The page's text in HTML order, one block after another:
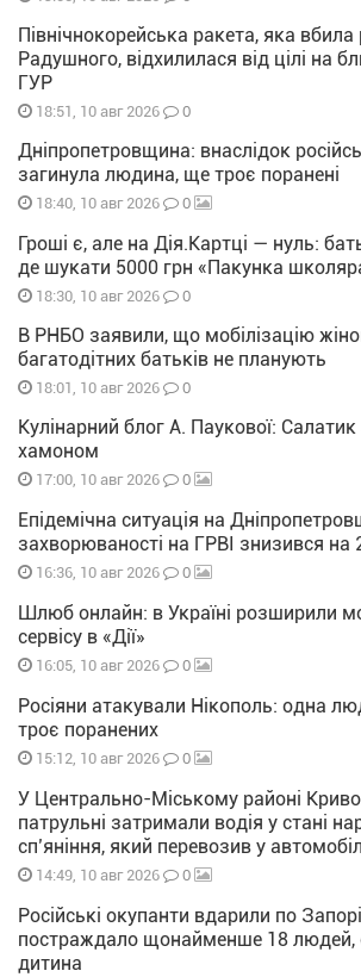
Північнокорейська ракета, яка
Радушного, відхилилася від цілі на
ГУР
18:51, 10 авг 2026 0
Дніпропетровщина: внаслідок
загинула людина, ще троє поранені
18:40, 10 авг 2026 0
Гроші є, але на Дія.Картці — нуль:
де шукати 5000 грн «Пакунка
18:30, 10 авг 2026 0
В РНБО заявили, що мобілізацію
багатодітних батьків не планують
18:01, 10 авг 2026 0
Кулінарний блог А. Паукової:
хамоном
17:00, 10 авг 2026 0
Епідемічна ситуація на
захворюваності на ГРВІ знизився на
16:36, 10 авг 2026 0
Шлюб онлайн: в Україні розширили
сервісу в «Дії»
16:05, 10 авг 2026 0
Росіяни атакували Нікополь: одна
троє поранених
15:12, 10 авг 2026 0
У Центрально-Міському районі
патрульні затримали водія у стані
сп’яніння, який перевозив у
14:49, 10 авг 2026 0
Російські окупанти вдарили по
постраждало щонайменше 18 людей,
дитина